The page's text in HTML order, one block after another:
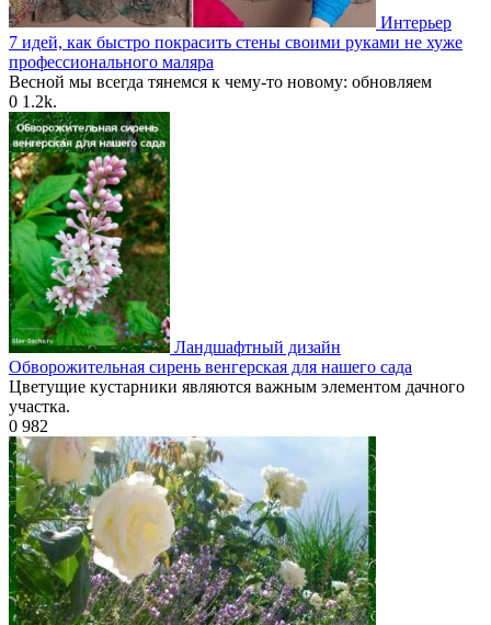
Интерьер
7 идей, как быстро покрасить стены своими руками не хуже
профессионального маляра
Весной мы всегда тянемся к чему-то новому: обновляем
0 1.2k.
Ландшафтный дизайн
Обворожительная сирень венгерская для нашего сада
Цветущие кустарники являются важным элементом дачного
участка.
0 982